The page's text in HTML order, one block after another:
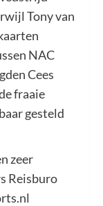
Tony van
NAC
Cees
fraaie
gesteld
zeer
Reisburo